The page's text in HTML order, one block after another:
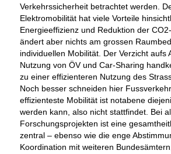
Verkehrssicherheit betrachtet werden.
Elektromobilität hat viele Vorteile
Energieeffizienz und Reduktion der
ändert aber nichts am grossen
individuellen Mobilität. Der Verzicht aufs
Nutzung von ÖV und Car-Sharing
zu einer effizienteren Nutzung des
Noch besser schneiden hier
effizienteste Mobilität ist notabene
werden kann, also nicht stattfindet. Bei
Forschungsprojekten ist eine
zentral – ebenso wie die enge
Koordination mit weiteren